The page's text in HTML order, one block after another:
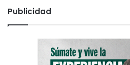
Publicidad